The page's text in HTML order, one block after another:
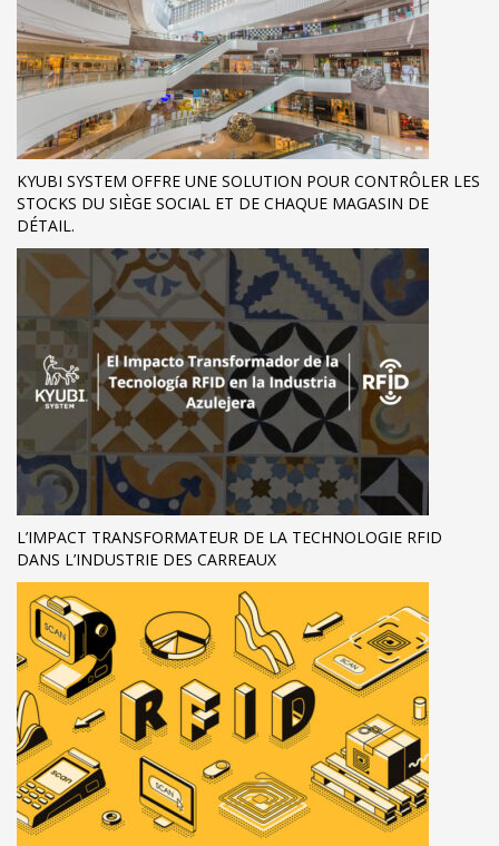
KYUBI SYSTEM OFFRE UNE SOLUTION POUR CONTRÔLER LES
STOCKS DU SIÈGE SOCIAL ET DE CHAQUE MAGASIN DE
DÉTAIL.
L’IMPACT TRANSFORMATEUR DE LA TECHNOLOGIE RFID
DANS L’INDUSTRIE DES CARREAUX